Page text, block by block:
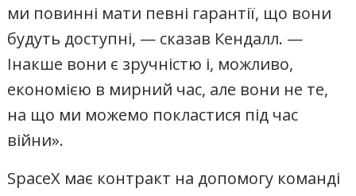
ми повинні мати певні гарантії, що вони
будуть доступні, — сказав Кендалл. —
Інакше вони є зручністю і, можливо,
економією в мирний час, але вони не те,
на що ми можемо покластися під час
війни».
SpaceX має контракт на допомогу команді